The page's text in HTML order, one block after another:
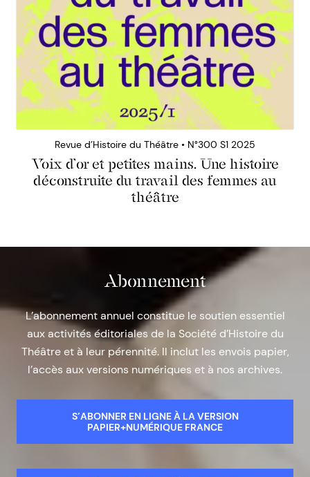
Revue d’Histoire du Théâtre • N°300 S1 2025
Voix d’or et petites mains. Une histoire
déconstruite du travail des femmes au
théâtre
Abonnement
L’abonnement annuel constitue le soutien essentiel
aux activités éditoriales de la Société d’Histoire du
Théâtre et à leur pérennité. Il inclut les envois papier,
l’accès aux versions numériques et à nos archives.
S’ABONNER EN LIGNE À LA VERSION
PAPIER+NUMÉRIQUE FRANCE